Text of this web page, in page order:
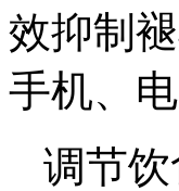
效抑制
手机、
调节饮